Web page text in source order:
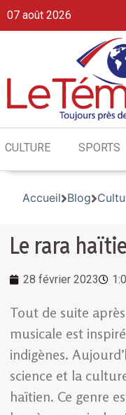
07 août 2026
CULTURE SPORTS
Accueil Blog
Le rara
28 février 2023
Tout de suite
musicale est
indigènes.
science et la
haïtien. Ce genre